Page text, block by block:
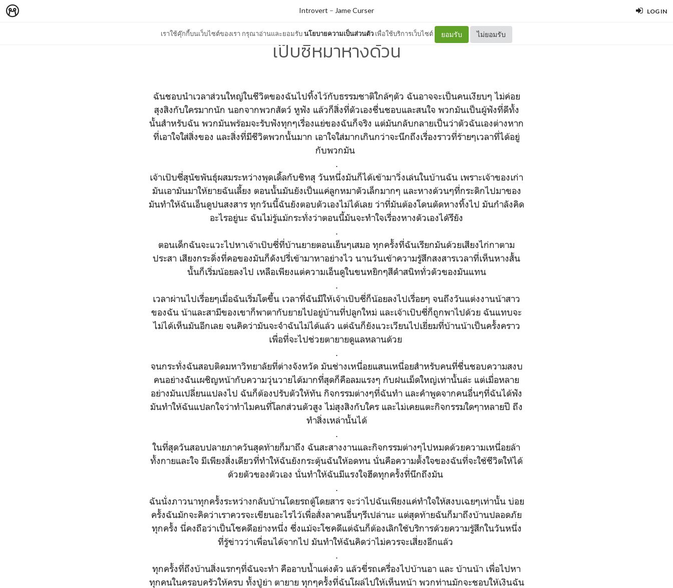
LOG IN
เราใช้คุ๊กกี้บนเว็บไซต์ของเรา กรุณาอ่านและยอมรับนโยบายความเป็นส่วนตัว เพื่อใช้บริการเว็บไซต์ ยอมรับ ไม่ยอมรับ
Introvert – Jame Curser
เป๊บซี่หมาหางด้วน
ฉันชอบนำเวลาส่วนใหญ่ในชีวิตของฉันไปทิ้งไว้กับธรรมชาติใกล้ๆตัว ฉันอาจจะเป็นคนเงียบๆ ไม่ค่อย
สุงสิงกับใครมากนัก นอกจากพวกสัตว์ หูฟัง แล้วก็สิ่งที่ตัวเองชื่นชอบและสนใจ พวกมันเป็นผู้ฟังที่ดีทั้ง
นั้นสำหรับฉัน พวกมันพร้อมจะรับฟังทุกๆเรื่องแย่ของฉันก็จริง แต่มันกลับกลายเป็นว่าตัวฉันเองต่างหาก
ที่เอาใจใส่สิ่งของ และสิ่งที่มีชีวิตพวกนั้นมาก เอาใจใส่มากเกินกว่าจะนึกถึงเรื่องราวที่ร้ายๆเวลาที่ได้อยู่
กับพวกมัน
.
เจ้าเป๊บซี่สุนัขพันธุ์ผสมระหว่างพุดเดิ้ลกับชิทสุ วันหนึ่งมันก็ได้เข้ามาวิ่งเล่นในบ้านฉัน เพราะเจ้าของเก่า
มันเอามันมาให้ยายฉันเลี้ยง ตอนนั้นมันยังเป็นแค่ลูกหมาตัวเล็กมากๆ และหางด้วนๆที่กระดิกไปมาของ
มันทำให้ฉันเอ็นดูปนสงสาร ทุกวันนี้ฉันยังตอบตัวเองไม่ได้เลย ว่าที่มันต้องโดนตัดหางทิ้งไป มันกำลังคิด
อะไรอยู่นะ ฉันไม่รู้แม้กระทั่งว่าตอนนี้มันจะทำใจเรื่องหางตัวเองได้รึยัง
.
ตอนเด็กฉันจะแวะไปหาเจ้าเป๊บซี่ที่บ้านยายตอนเย็นๆเสมอ ทุกครั้งที่ฉันเรียกมันด้วยเสียงไก่กาตาม
ประสา เสียงกระดิ่งที่คอของมันก็ดังปรี่เข้ามาหาอย่างไว นานวันเข้าความรู้สึกสงสารเวลาที่เห็นหางสั้น
นั้นก็เริ่มน้อยลงไป เหลือเพียงแต่ความเอ็นดูในขนหยิกๆสีดำสนิททั่วตัวของมันแทน
.
เวลาผ่านไปเรื่อยๆเมื่อฉันเริ่มโตขึ้น เวลาที่ฉันมีให้เจ้าเป๊บซี่ก็น้อยลงไปเรื่อยๆ จนถึงวันแต่งงานน้าสาว
ของฉัน น้าและสามีของเขาก็พาตากับยายไปอยู่บ้านที่ปลูกใหม่ และเจ้าเป๊บซี่ก็ถูกพาไปด้วย ฉันแทบจะ
ไม่ได้เห็นมันอีกเลย จนคิดว่ามันจะจำฉันไม่ได้แล้ว แต่ฉันก็ยังแวะเวียนไปเยี่ยมที่บ้านน้าเป็นครั้งคราว
เพื่อที่จะไปช่วยตายายดูแลหลานด้วย
.
จนกระทั่งฉันสอบติดมหาวิทยาลัยที่ต่างจังหวัด มันช่างเหนื่อยแสนเหนื่อยสำหรับคนที่ชื่นชอบความสงบ
คนอย่างฉัันเผชิญหน้ากับความวุ่นวายได้มากที่สุดก็คือลมแรงๆ กับฝนเม็ดใหญ่เท่านั้นล่ะ แต่เมื่อหลาย
อย่างมันเปลี่ยนแปลงไป ฉันก็ต้องปรับตัวให้ทัน กิจกรรมต่างๆที่ฉันทำ และคำพูดจากคนอื่นๆที่ฉันได้ฟัง
มันทำให้ฉันแปลกใจว่าทำไมคนที่โลกส่วนตัวสูง ไม่สุงสิงกับใคร และไม่เคยแตะกิจกรรมใดๆาหลายปี ถึง
ทำสิ่งเหล่านั้นได้
.
ในที่สุดวันสอบปลายภาควันสุดท้ายก็มาถึง ฉันสะสางงานและกิจกรรมต่างๆไปหมดด้วยความเหนื่อยล้า
ทั้งกายและใจ มีเพียงสิ่งเดียวที่ทำให้ฉันยังกระตุ้นฉันให้อดทน นั่นคือความตั้งใจของฉันที่จะใช้ชีวิตให้ได้
ด้วยตัวของตัวเอง นั่นทำให้ฉันมีแรงใจฮึดทุกครั้งที่นึกถึงมัน
.
ฉันนั่งภาวนาทุกครั้งระหว่างกลับบ้านโดยรถตู้โดยสาร จะว่าไปฉันเพียงแค่ทำใจให้สงบเฉยๆเท่านั้น บ่อย
ครั้งฉันมักจะคิดว่าเราควรจะเขียนอะไรไว้เพื่อสั่งลาคนอื่นๆรึเปล่านะ แต่สุดท้ายฉันก็มาถึงบ้านปลอดภัย
ทุกครั้ง นี่คงถือว่าเป็นโชคดีอย่างหนึ่ง ซึ่งแม้จะโชคดีแต่ฉันก็ต้องเลิกใช้บริการด้วยความรู้สึกในวันหนึ่ง
ที่รู้ข่าวว่าเพื่อนได้จากไป มันทำให้ฉันคิดว่าไม่ควรจะเสี่ยงอีกแล้ว
.
ทุกครั้งที่ถึงบ้านสิ่งแรกๆที่ฉันจะทำ คืออาบน้ำแต่งตัว แล้วขี่รถเครื่องไปบ้านอา และ บ้านน้า เพื่อไปหา
ทุกคนในครอบครัวให้ครบ ทั้งปู่ย่า ตายาย ทุกๆครั้งที่ฉันโผล่ไปให้เห็นหน้า พวกท่านมักจะชอบให้เงินฉัน